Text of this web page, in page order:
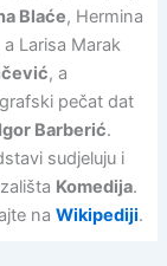
Blaće, Hermina
a Larisa Marak
, a
pečat dat
Igor Barberić.
sudjeluju i
Komedija.
na Wikipediji.